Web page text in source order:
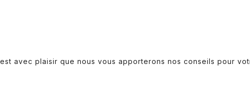
avec plaisir que nous vous apporterons nos conseils pour